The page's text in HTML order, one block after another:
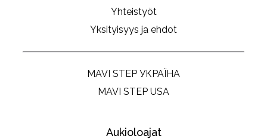
Yhteistyöt
Yksityisyys ja ehdot
MAVI STEP УКРАЇНА
MAVI STEP USA
Aukioloajat